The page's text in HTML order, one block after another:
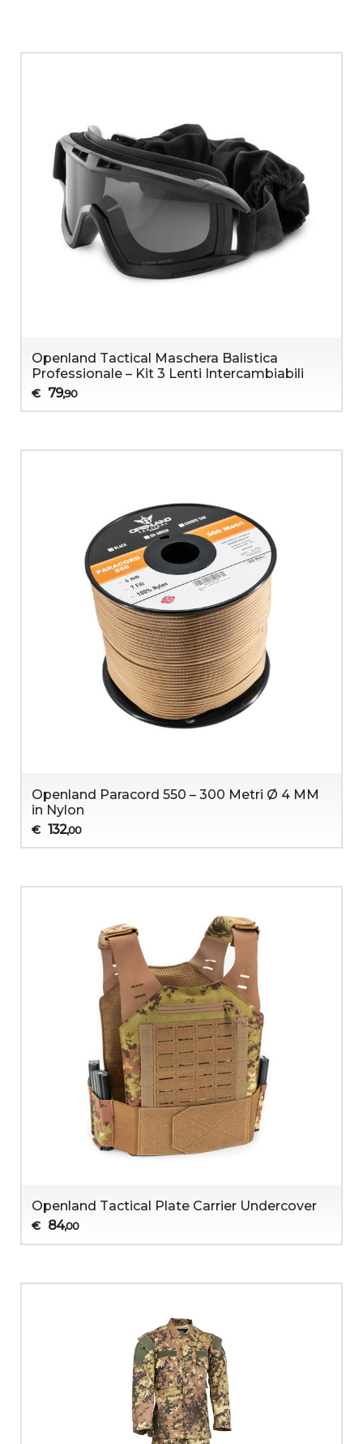
Openland Tactical Maschera Balistica
Professionale – Kit 3 Lenti Intercambiabili
€ 79,90
Openland Paracord 550 – 300 Metri Ø 4 MM
in Nylon
€ 132,00
Openland Tactical Plate Carrier Undercover
€ 84,00